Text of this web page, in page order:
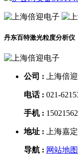
丹东百特激光粒度分析仪
公司 : 上海倍
电话 : 021-
手机 :
地址 : 上海嘉
导航 : 网站地图